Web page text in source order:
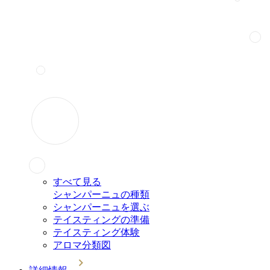
すべて見る
シャンパーニュの種類
シャンパーニュを選ぶ
テイスティングの準備
テイスティング体験
アロマ分類図